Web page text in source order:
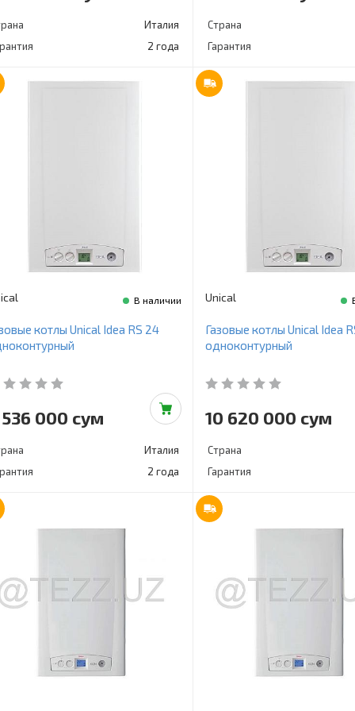
Италия
2 года
Страна
Гарантия
В наличии
котлы Unical Idea RS 24
000 сум
Италия
2 года
Unical
Газовые котлы Unical Idea
одноконтурный
10 620 000 сум
Страна
Гарантия